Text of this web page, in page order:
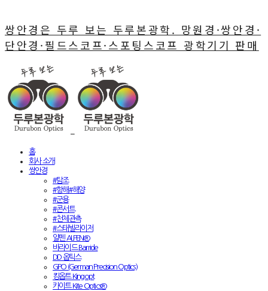
쌍안경은 두루 보는 두루본광학. 망원경·쌍안경·
단안경·필드스코프·스포팅스코프 광학기기 판매
홈
회사 소개
쌍안경
#탐조
#항해#해양
#군용
#콘서트
#천체관측
#스태빌라이저
알펜 ALPEN®
바라이드 Barride
DD 옵틱스
GPO (German Precision Optics)
킹옵트 Kingopt
카이트 Kite Optics®